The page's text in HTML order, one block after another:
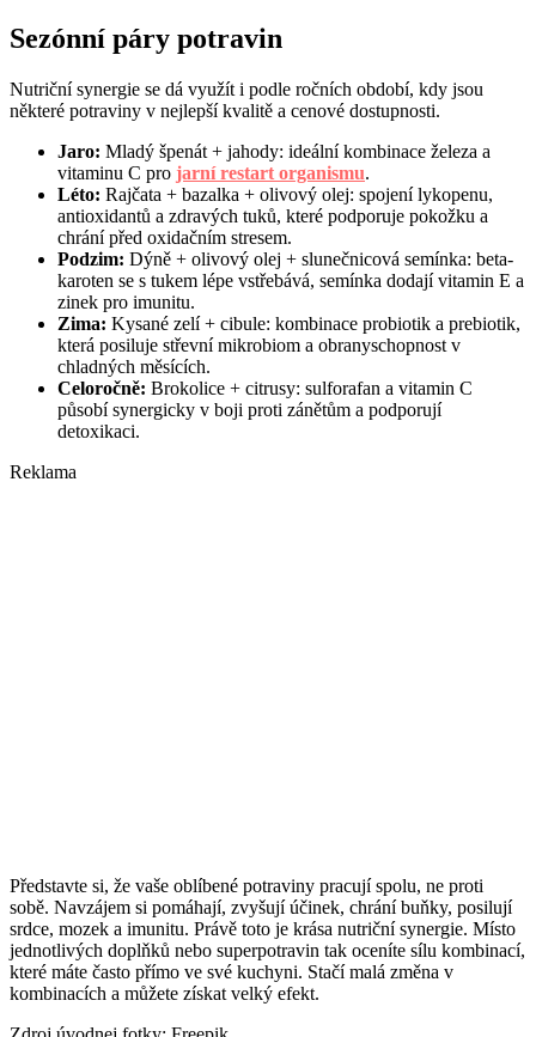
Sezónní páry potravin
Nutriční synergie se dá využít i podle ročních období, kdy jsou
některé potraviny v nejlepší kvalitě a cenové dostupnosti.
Jaro: Mladý špenát + jahody: ideální kombinace železa a
vitaminu C pro jarní restart organismu.
Léto: Rajčata + bazalka + olivový olej: spojení lykopenu,
antioxidantů a zdravých tuků, které podporuje pokožku a
chrání před oxidačním stresem.
Podzim: Dýně + olivový olej + slunečnicová semínka: beta-
karoten se s tukem lépe vstřebává, semínka dodají vitamin E a
zinek pro imunitu.
Zima: Kysané zelí + cibule: kombinace probiotik a prebiotik,
která posiluje střevní mikrobiom a obranyschopnost v
chladných měsících.
Celoročně: Brokolice + citrusy: sulforafan a vitamin C
působí synergicky v boji proti zánětům a podporují
detoxikaci.
Reklama
Představte si, že vaše oblíbené potraviny pracují spolu, ne proti
sobě. Navzájem si pomáhají, zvyšují účinek, chrání buňky, posilují
srdce, mozek a imunitu. Právě toto je krása nutriční synergie. Místo
jednotlivých doplňků nebo superpotravin tak oceníte sílu kombinací,
které máte často přímo ve své kuchyni. Stačí malá změna v
kombinacích a můžete získat velký efekt.